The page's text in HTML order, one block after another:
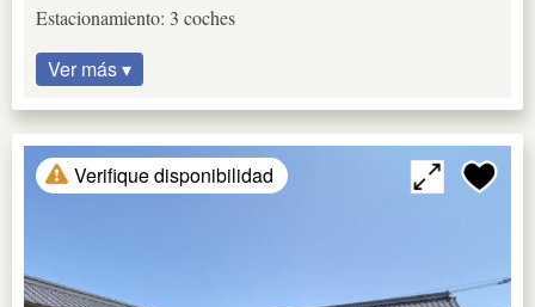
Estacionamiento: 3 coches
Ver más ▾
Verifique disponibilidad